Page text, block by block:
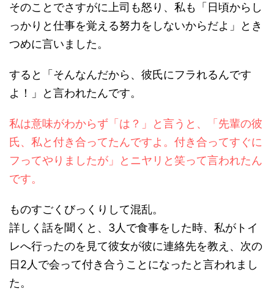
そのことでさすがに上司も怒り、私も「日頃からし
っかりと仕事を覚える努力をしないからだよ」とき
つめに言いました。
すると「そんなんだから、彼氏にフラれるんです
よ！」と言われたんです。
私は意味がわからず「は？」と言うと、「先輩の彼
氏、私と付き合ってたんですよ。付き合ってすぐに
フってやりましたが」とニヤリと笑って言われたん
です。
ものすごくびっくりして混乱。
詳しく話を聞くと、3人で食事をした時、私がトイ
レへ行ったのを見て彼女が彼に連絡先を教え、次の
日2人で会って付き合うことになったと言われまし
た。